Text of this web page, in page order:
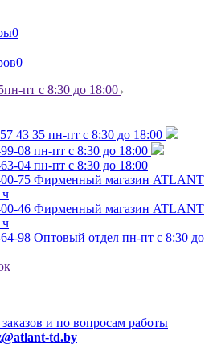
0
0
пн-пт с 8:30 до 18:00
43 35 пн-пт с 8:30 до 18:00
08 пн-пт с 8:30 до 18:00
04 пн-пт с 8:30 до 18:00
75 Фирменный магазин ATLANT
46 Фирменный магазин ATLANT
98 Оптовый отдел пн-пт с 8:30 до
и по вопросам работы
td.by